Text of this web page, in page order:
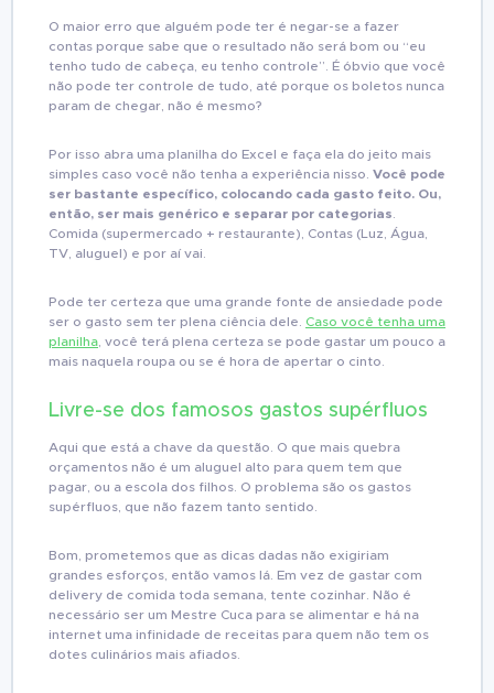
O maior erro que alguém pode ter é negar-se a fazer
contas porque sabe que o resultado não será bom ou “eu
tenho tudo de cabeça, eu tenho controle”. É óbvio que você
não pode ter controle de tudo, até porque os boletos nunca
param de chegar, não é mesmo?
Por isso abra uma planilha do Excel e faça ela do jeito mais
simples caso você não tenha a experiência nisso. Você pode
ser bastante específico, colocando cada gasto feito. Ou,
então, ser mais genérico e separar por categorias
Comida (supermercado + restaurante), Contas (Luz, Água,
TV, aluguel) e por aí vai.
Pode ter certeza que uma grande fonte de ansiedade pode
ser o gasto sem ter plena ciência dele. Caso você tenha uma
planilha , você terá plena certeza se pode gastar um pouco a
mais naquela roupa ou se é hora de apertar o cinto.
Livre-se dos famosos gastos supérfluos
Aqui que está a chave da questão. O que mais quebra
orçamentos não é um aluguel alto para quem tem que
pagar, ou a escola dos filhos. O problema são os gastos
supérfluos, que não fazem tanto sentido.
Bom, prometemos que as dicas dadas não exigiriam
grandes esforços, então vamos lá. Em vez de gastar com
delivery de comida toda semana, tente cozinhar. Não é
necessário ser um Mestre Cuca para se alimentar e há na
internet uma infinidade de receitas para quem não tem os
dotes culinários mais afiados.